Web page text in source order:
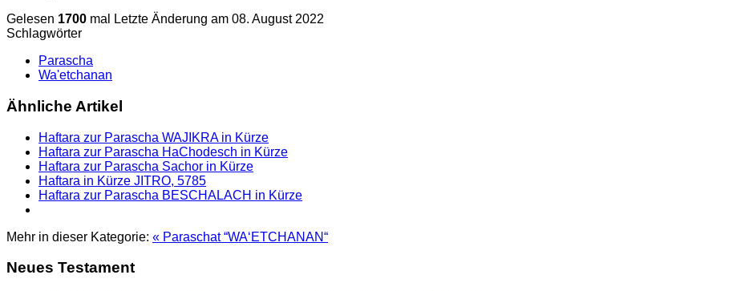
Gelesen 1700 mal
Letzte Änderung am 08. August 2022
Schlagwörter
Parascha
Wa'etchanan
Ähnliche Artikel
Haftara zur Parascha WAJIKRA in Kürze
Haftara zur Parascha HaChodesch in Kürze
Haftara zur Parascha Sachor in Kürze
Haftara in Kürze JITRO, 5785
Haftara zur Parascha BESCHALACH in Kürze
Mehr in dieser Kategorie: « Paraschat “WAʻETCHANAN“
Neues Testament